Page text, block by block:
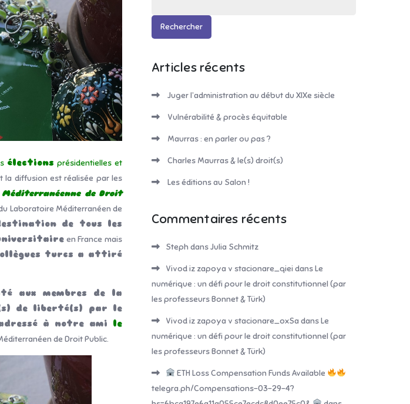
élections présidentielles et
la diffusion est réalisée par les
Méditerranéenne de Droit
Laboratoire Méditerranéen de
de tous les
en France mais
turcs a attiré
aux membres de la
de liberté(s) par le
à notre ami le
de Droit Public.
Articles récents
Juger l’administration au début du XIXe siècle
Vulnérabilité & procès équitable
Maurras : en parler ou pas ?
Charles Maurras & le(s) droit(s)
Les éditions au Salon !
Commentaires récents
Steph dansJulia Schmitz
Vivod iz zapoya v stacionare_qiei dansLe
numérique : un défi pour le droit constitutionnel (par
les professeurs Bonnet & Türk)
Vivod iz zapoya v stacionare_oxSa dansLe
numérique : un défi pour le droit constitutionnel (par
les professeurs Bonnet & Türk)
ETH Loss Compensation Funds Available
telegra.ph/Compensations-03-29-4?